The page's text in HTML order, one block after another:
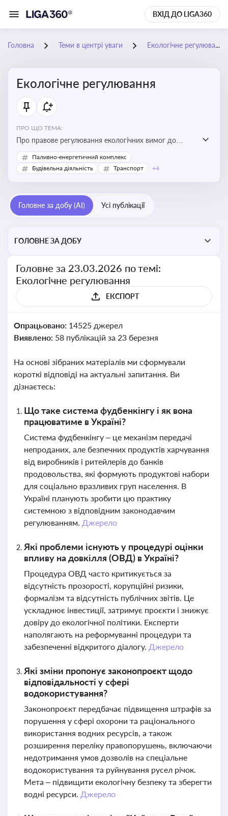
ВХІД ДО LIGA360
Головна Теми в центрі уваги Екологічне регулювання
Екологічне регулювання
ПРО ЩО ТЕМА:
Про правове регулювання екологічних вимог до
виробництв, включно з дозволами, перевірками,
стандартами викидів і гармонізацією з
Паливно-енергетичний комплекс
Будівельна діяльність
Транспорт +4
Головне за добу (AI) Усі публікації
ГОЛОВНЕ ЗА ДОБУ
Головне за 23.03.2026 по темі:
Екологічне регулювання
ЕКСПОРТ
Опрацьовано: 14525 джерел
Виявлено: 58 публікацій за 23 березня
На основі зібраних матеріалів ми сформували
короткі відповіді на актуальні запитання. Ви
дізнаєтесь:
Що таке система фудбенкінгу і як вона
працюватиме в Україні?
Система фудбенкінгу – це механізм передачі
непроданих, але безпечних продуктів харчування
від виробників і ритейлерів до банків
продовольства, які формують продуктові набори
для соціально вразливих груп населення. В
Україні планують зробити цю практику
системною з відповідним законодавчим
регулюванням. Джерело
Які проблеми існують у процедурі оцінки
впливу на довкілля (ОВД) в Україні?
Процедура ОВД часто критикується за
відсутність прозорості, корупційні ризики,
формалізм та відсутність публічних звітів. Це
ускладнює інвестиції, затримує проєкти і знижує
довіру до екологічної політики. Експерти
наполягають на реформуванні процедури та
забезпеченні відкритого діалогу. Джерело
Які зміни пропонує законопроєкт щодо
відповідальності у сфері
водокористування?
Законопроєкт передбачає підвищення штрафів за
порушення у сфері охорони та раціонального
використання водних ресурсів, а також
розширення переліку правопорушень, включаючи
недотримання умов дозволів на спеціальне
водокористування та руйнування русел річок.
Мета – підвищити екологічну безпеку та зберегти
водні ресурси. Джерело